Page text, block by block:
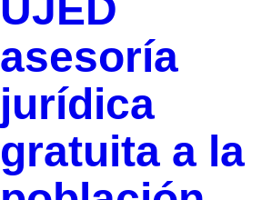
asesoría
jurídica
gratuita a la